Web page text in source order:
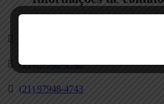
(21) 97948-4743
(21) 97948-4743